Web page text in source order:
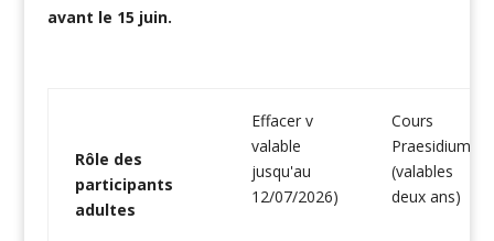
avant le 15 juin.
Rôle des
participants
adultes
Effacer v
valable
jusqu'au
12/07/2026)
Cours
Praesidium
(valables
deux ans)